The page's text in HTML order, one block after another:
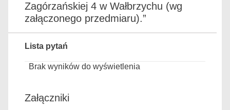
Zagórzańskiej 4 w Wałbrzychu (wg
załączonego przedmiaru).”
Lista pytań
Brak wyników do wyświetlenia
Załączniki